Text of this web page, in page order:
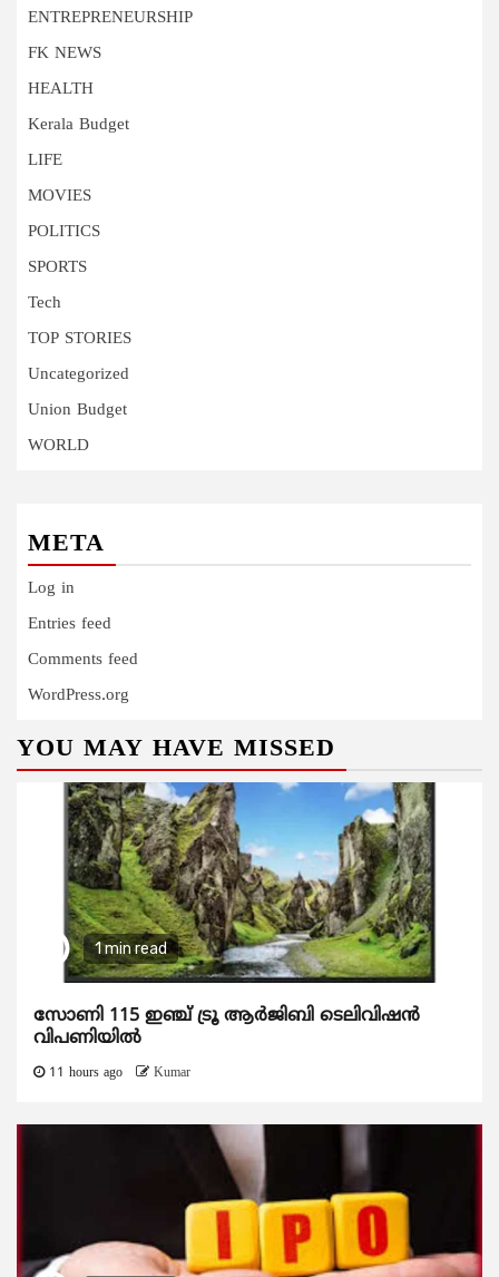
ENTREPRENEURSHIP
FK NEWS
HEALTH
Kerala Budget
LIFE
MOVIES
POLITICS
SPORTS
Tech
TOP STORIES
Uncategorized
Union Budget
WORLD
META
Log in
Entries feed
Comments feed
WordPress.org
YOU MAY HAVE MISSED
1 min read
സോണി 115 ഇഞ്ച് ട്രൂ ആർജിബി ടെലിവിഷൻ
വിപണിയിൽ
11 hours ago Kumar